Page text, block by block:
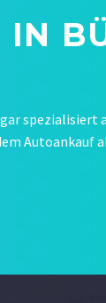
IN
spezialisiert
Autoankauf